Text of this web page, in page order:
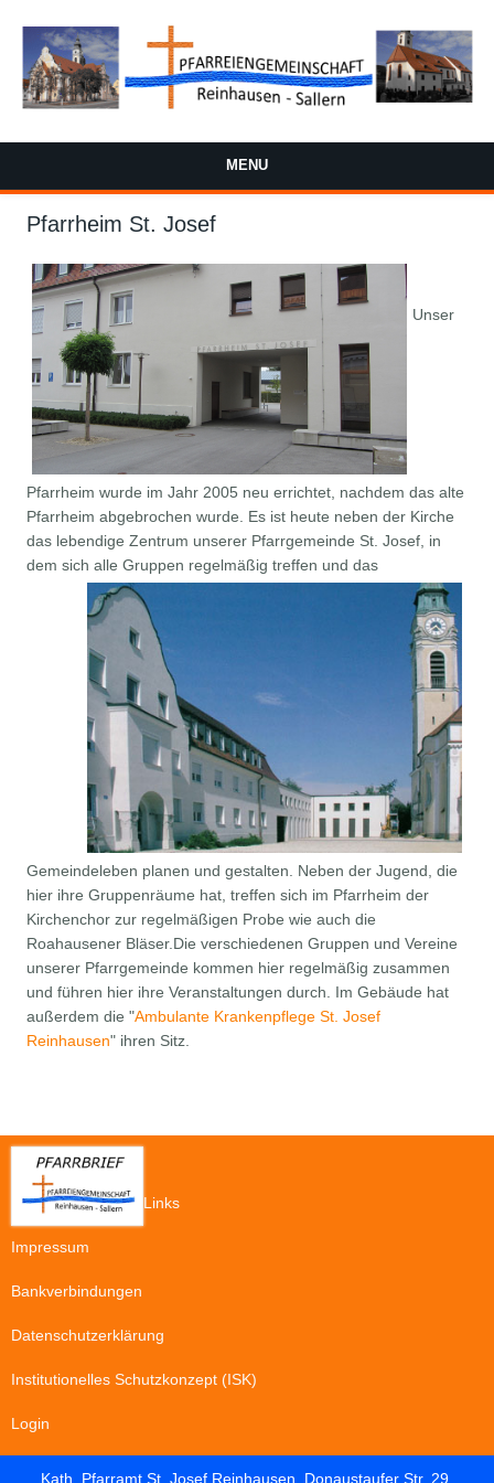
MENU
Pfarrheim St. Josef
Unser
Pfarrheim wurde im Jahr 2005 neu errichtet, nachdem das alte
Pfarrheim abgebrochen wurde. Es ist heute neben der Kirche
das lebendige Zentrum unserer Pfarrgemeinde St. Josef, in
dem sichalle Gruppen regelmäßig treffen und das
Gemeindeleben planen und gestalten. Neben der Jugend, die
hier ihre Gruppenräume hat, treffen sich im Pfarrheim der
Kirchenchor zur regelmäßigen Probe wie auch die
Roahausener Bläser.Die verschiedenen Gruppen und Vereine
unserer Pfarrgemeinde kommen hier regelmäßig zusammen
und führen hier ihre Veranstaltungen durch. Im Gebäude hat
außerdem die "Ambulante Krankenpflege St. Josef
Reinhausen" ihren Sitz.
Links
Impressum
Bankverbindungen
Datenschutzerklärung
Institutionelles Schutzkonzept (ISK)
Login
Kath. Pfarramt St. Josef Reinhausen, Donaustaufer Str. 29,